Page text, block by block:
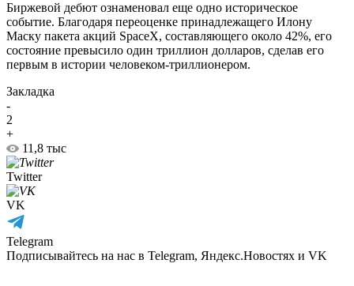
Биржевой дебют ознаменовал еще одно историческое
событие. Благодаря переоценке принадлежащего Илону
Маску пакета акций SpaceX, составляющего около 42%, его
состояние превысило один триллион долларов, сделав его
первым в истории человеком-триллионером.
Закладка
-
2
+
11,8 тыс
Twitter
VK
Telegram
Подписывайтесь на нас в Telegram, Яндекс.Новостях и VK